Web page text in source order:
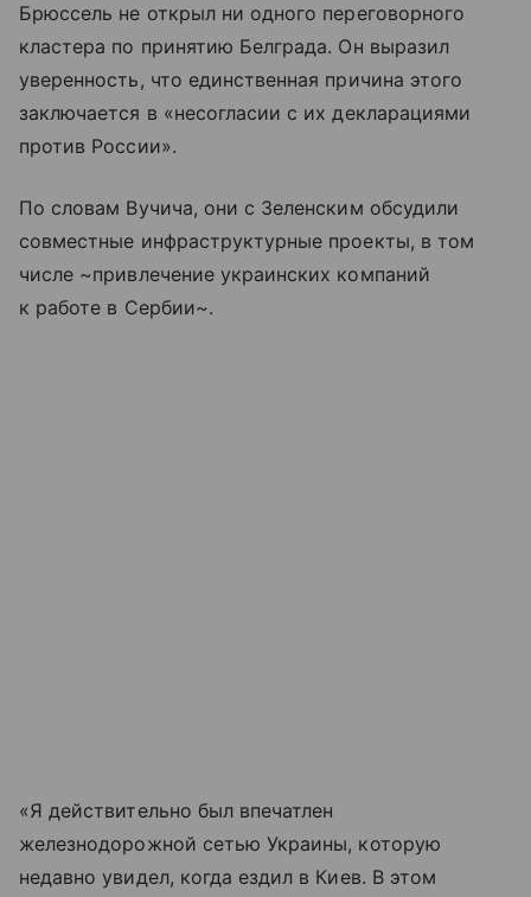
Брюссель не открыл ни одного переговорного
кластера по принятию Белграда. Он выразил
уверенность, что единственная причина этого
заключается в «несогласии с их декларациями
против России».
По словам Вучича, они с Зеленским обсудили
совместные инфраструктурные проекты, в том
числе ~привлечение украинских компаний
к работе в Сербии~.
«Я действительно был впечатлен
железнодорожной сетью Украины, которую
недавно увидел, когда ездил в Киев. В этом